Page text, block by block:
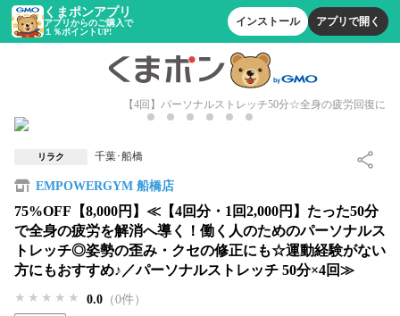
くまポンアプリ
アプリからのご購入で
１％ポイントUP!
インストール アプリで開く
【4回】パーソナルストレッチ50分☆全身の疲労回復に
リラク 千葉･船橋
EMPOWERGYM 船橋店
75%OFF【8,000円】≪【4回分・1回2,000円】たった50分
で全身の疲労を解消へ導く！働く人のためのパーソナルス
トレッチ◎姿勢の歪み・クセの修正にも☆運動経験がない
方にもおすすめ♪／パーソナルストレッチ 50分×4回≫
★★★★★
★★★★★
★★★★★ 0.0 （0件）